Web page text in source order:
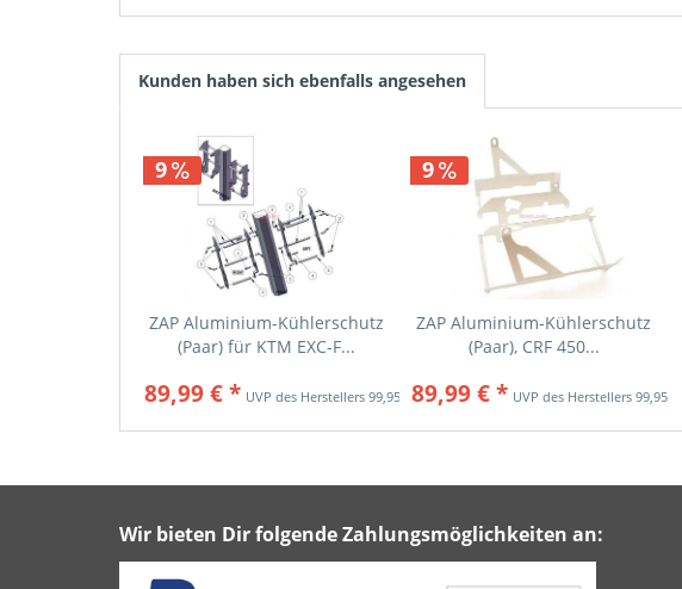
Kunden haben sich ebenfalls angesehen
9
ZAP Aluminium-Kühlerschutz
(Paar) für KTM EXC-F...
89,99 € * 99,95 € *
9
ZAP Aluminium-Kühlerschutz
(Paar), CRF 450...
89,99 € * 99,95 € *
Wir bieten Dir folgende Zahlungsmöglichkeiten an: